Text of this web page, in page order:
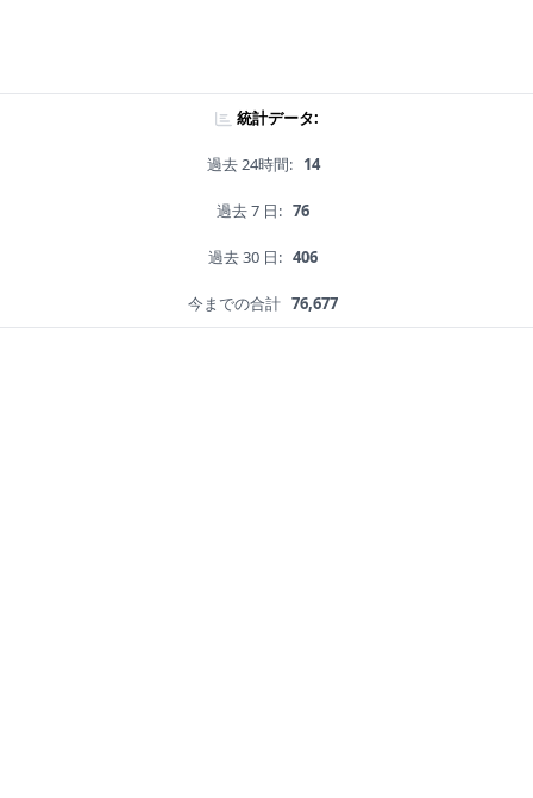
統計データ:
過去 24時間: 14
過去 7 日: 76
過去 30 日: 406
今までの合計 76,677